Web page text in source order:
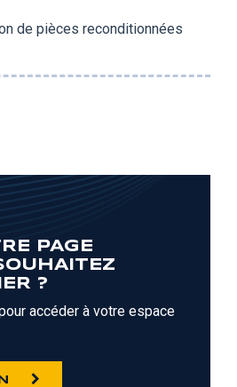
de pièces reconditionnées
PAGE
?
accéder à votre espace